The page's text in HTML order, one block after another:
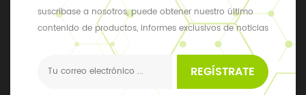
suscríbase a nosotros, puede obtener nuestro último
contenido de productos, informes exclusivos de noticias
y actualizaciones, los últimos eventos locales
REGÍSTRATE